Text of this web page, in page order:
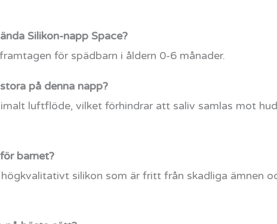
Silikon-napp Space?
för spädbarn i åldern 0-6 månader.
på denna napp?
luftflöde, vilket förhindrar att saliv samlas mot
barnet?
silikon som är fritt från skadliga ämnen